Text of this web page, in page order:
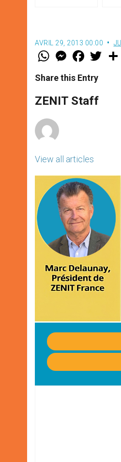
AVRIL 29, 2013 00:00
W
t
s
p
p
M
e
s
e
g
e
F
a
e
b
o
k
w
Share this Entry
ZENIT Staff
View all articles